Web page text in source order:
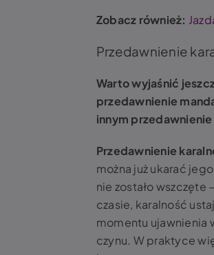
Zobacz również:
Przedawnienie
Warto wyjaśnić
przedawnienie
innym
Przedawnienie
można już ukarać
nie zostało
czasie, karalność
momentu ujawnienia
czynu. W praktyce